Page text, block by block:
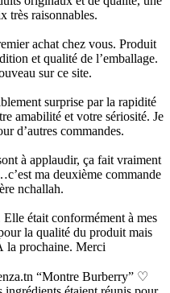
très raisonnables.
achat chez vous. Produit
et qualité de l’emballage.
sur ce site.
surprise par la rapidité
amabilité et votre sériosité. Je
d’autres commandes.
à applaudir, ça fait vraiment
ma deuxième commande
nchallah.
Elle était conformément à mes
la qualité du produit mais
la prochaine. Merci
“Montre Burberry” ♡